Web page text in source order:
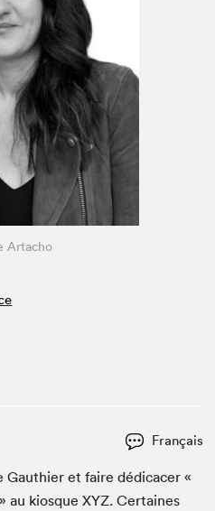
Artacho
Français
et faire dédi­cac­er «
au kiosqueXYZ. Cer­taines